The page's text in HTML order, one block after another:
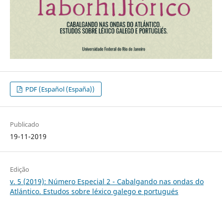
PDF (Español (España))
Publicado
19-11-2019
Edição
v. 5 (2019): Número Especial 2 - Cabalgando nas ondas do
Atlántico. Estudos sobre léxico galego e portugués